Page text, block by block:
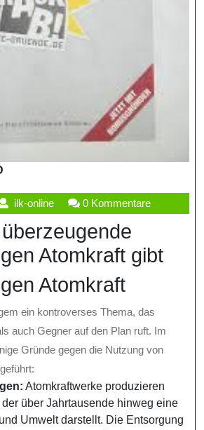
ilk-onlineilk-
online
0 Kommentare
Atomkraft gibt
Atomkraft
ein kontroverses Thema, das
auch Gegner auf den Plan ruft. Im
Gründe gegen die Nutzung von
Atomkraftwerke produzieren
über Jahrtausende hinweg eine
Umwelt darstellt. Die Entsorgung